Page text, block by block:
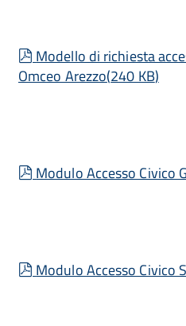
pdf
Modello di richiesta
Omceo Arezzo(240 KB)
pdf
Modulo Accesso Civico
pdf
Modulo Accesso Civico